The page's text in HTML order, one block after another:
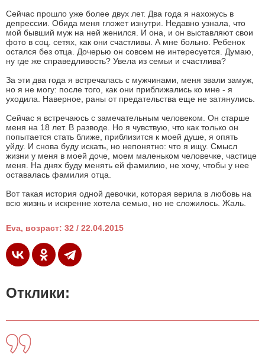
Сейчас прошло уже более двух лет. Два года я нахожусь в
депрессии. Обида меня гложет изнутри. Недавно узнала, что
мой бывший муж на ней женился. И она, и он выставляют свои
фото в соц. сетях, как они счастливы. А мне больно. Ребенок
остался без отца. Дочерью он совсем не интересуется. Думаю,
ну где же справедливость? Увела из семьи и счастлива?
За эти два года я встречалась с мужчинами, меня звали замуж,
но я не могу: после того, как они приближались ко мне - я
уходила. Наверное, раны от предательства еще не затянулись.
Сейчас я встречаюсь с замечательным человеком. Он старше
меня на 18 лет. В разводе. Но я чувствую, что как только он
попытается стать ближе, приблизится к моей душе, я опять
уйду. И снова буду искать, но непонятно: что я ищу. Смысл
жизни у меня в моей доче, моем маленьком человечке, частице
меня. На днях буду менять ей фамилию, не хочу, чтобы у нее
оставалась фамилия отца.
Вот такая история одной девочки, которая верила в любовь на
всю жизнь и искренне хотела семью, но не сложилось. Жаль.
Eva, возраст: 32 / 22.04.2015
Отклики: